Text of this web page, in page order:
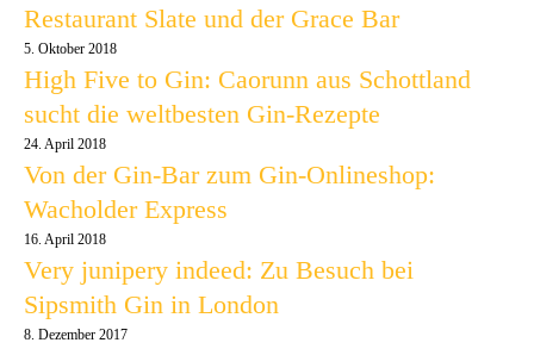
Restaurant Slate und der Grace Bar
5. Oktober 2018
High Five to Gin: Caorunn aus Schottland
sucht die weltbesten Gin-Rezepte
24. April 2018
Von der Gin-Bar zum Gin-Onlineshop:
Wacholder Express
16. April 2018
Very junipery indeed: Zu Besuch bei
Sipsmith Gin in London
8. Dezember 2017